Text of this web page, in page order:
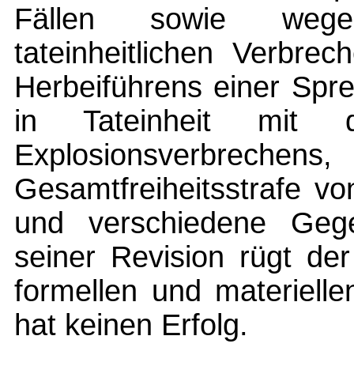
Fällen sowie
tateinheitlichen
Herbeiführens einer
in Tateinheit mit
Gesamtfreiheitsstrafe
und verschiedene
seiner Revision rügt
formellen und
hat keinen Erfolg.